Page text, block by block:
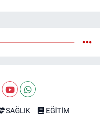
SAĞLIK
EĞİTİM